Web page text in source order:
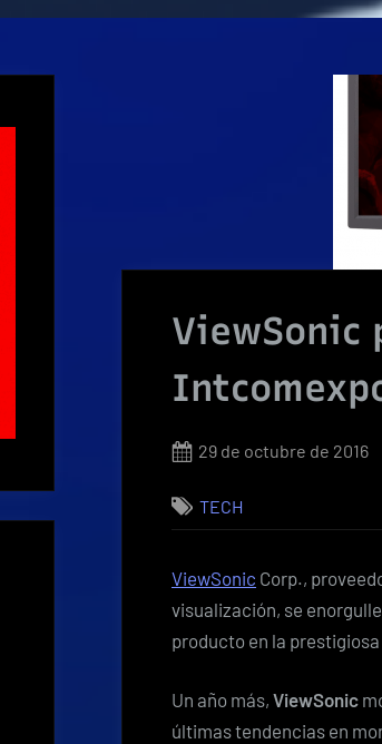
ViewSonic
Posted
29 de octubre de 2016
TECH
ViewSonic Corp.,
visualización, se
producto en la
Un año más, ViewSonic
últimas tendencias en